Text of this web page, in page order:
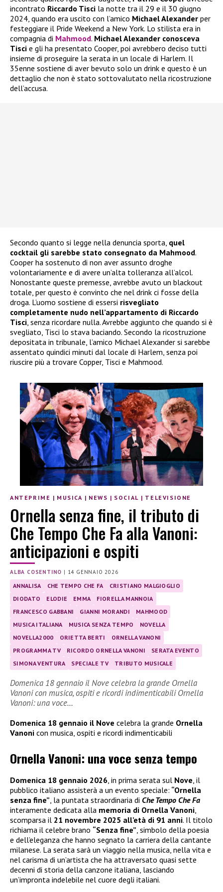
incontrato Riccardo Tisci la notte tra il 29 e il 30 giugno
2024, quando era uscito con l’amico Michael Alexander per
festeggiare il Pride Weekend a New York. Lo stilista era in
compagnia di Mahmood. Michael Alexander conosceva
Tisci e gli ha presentato Cooper, poi avrebbero deciso tutti
insieme di proseguire la serata in un locale di Harlem. Il
35enne sostiene di aver bevuto solo un drink e questo è un
dettaglio che non è stato sottovalutato nella ricostruzione
dell’accusa.
Secondo quanto si legge nella denuncia sporta, quel
cocktail gli sarebbe stato consegnato da Mahmood.
Cooper ha sostenuto di non aver assunto droghe
volontariamente e di avere un’alta tolleranza all’alcol.
Nonostante queste premesse, avrebbe avuto un blackout
totale, per questo è convinto che nel drink ci fosse della
droga. L’uomo sostiene di essersi risvegliato
completamente nudo nell’appartamento di Riccardo
Tisci, senza ricordare nulla. Avrebbe aggiunto che quando si è
svegliato, Tisci lo stava baciando. Secondo la ricostruzione
depositata in tribunale, l’amico Michael Alexander si sarebbe
assentato quindici minuti dal locale di Harlem, senza poi
riuscire più a trovare Copper, Tisci e Mahmood.
ANTEPRIME | MUSICA | NEWS | SOCIAL | TELEVISIONE
Ornella senza fine, il tributo di
Che Tempo Che Fa alla Vanoni:
anticipazioni e ospiti
ALBA COSENTINO | 14 GENNAIO 2026
ANNALISA CHE TEMPO CHE FA
CRISTIANO MALGIOGLIO
DIODATO
ELODIE EMMA
FIORELLA MANNOIA
FRANCESCO GABBANI
GIANNI MORANDI
MAHMOOD
MUSICA ITALIANA
MUSICA SENZA TEMPO
NOVELLA
NOVELLA2000
ORIETTA BERTI
ORNELLA VANONI
PROGRAMMA TV
RICORDO ORNELLA VANONI
SERATA EVENTO
SIMONA VENTURA
SPECIALE TV TRIBUTO MUSICALE
Domenica 18 gennaio il Nove celebra la grande Ornella
Vanoni con musica, ospiti e ricordi indimenticabili Ornella
Vanoni: una voce…
Domenica 18 gennaio il Nove celebra la grande Ornella
Vanoni con musica, ospiti e ricordi indimenticabili
Ornella Vanoni: una voce senza tempo
Domenica 18 gennaio 2026 , in prima serata sul Nove , il
pubblico italiano assisterà a un evento speciale: “Ornella
senza fine” , la puntata straordinaria di Che Tempo Che Fa
interamente dedicata alla memoria di Ornella Vanoni
scomparsa il 21 novembre 2025 all’età di 91 anni. Il titolo
richiama il celebre brano “Senza fine” , simbolo della poesia
e dell’eleganza che hanno segnato la carriera della cantante
milanese. La serata sarà un viaggio nella musica, nella vita e
nel carisma di un’artista che ha attraversato quasi sette
decenni di storia della canzone italiana, lasciando
un’impronta indelebile nel cuore degli italiani.